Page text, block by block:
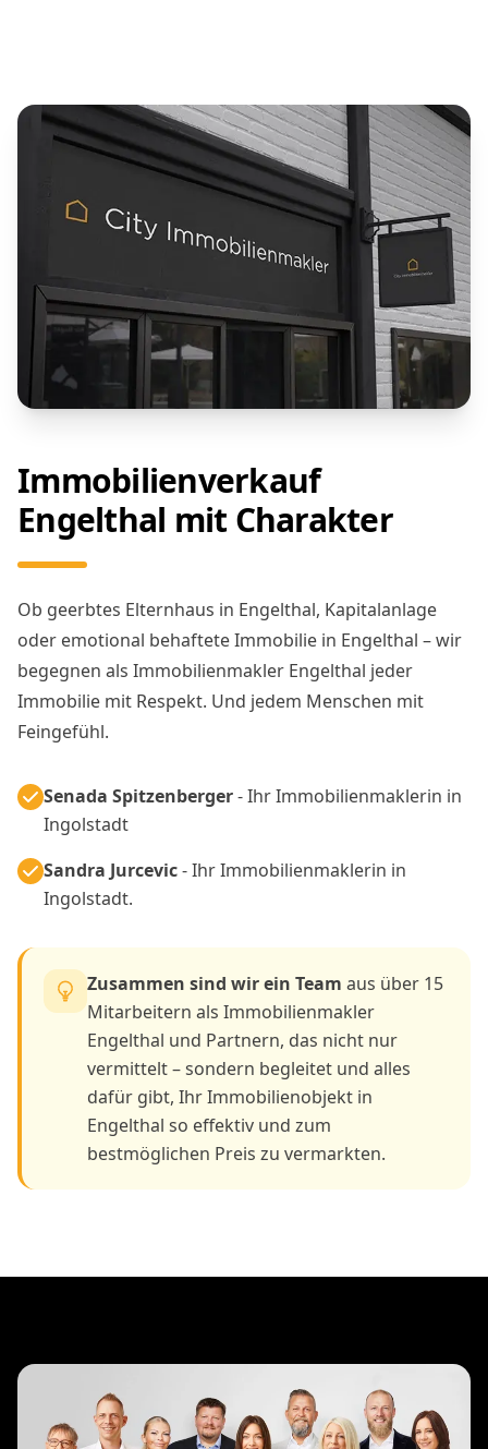
Immobilienverkauf
Engelthal mit Charakter
Ob geerbtes Elternhaus in Engelthal, Kapitalanlage
oder emotional behaftete Immobilie in Engelthal – wir
begegnen als Immobilienmakler Engelthal jeder
Immobilie mit Respekt. Und jedem Menschen mit
Feingefühl.
Senada Spitzenberger- Ihr Immobilienmaklerin in
Ingolstadt
Sandra Jurcevic- Ihr Immobilienmaklerin in
Ingolstadt.
Zusammen sind wir ein Team aus über 15
Mitarbeitern als Immobilienmakler
Engelthal und Partnern, das nicht nur
vermittelt – sondern begleitet und alles
dafür gibt, Ihr Immobilienobjekt in
Engelthal so effektiv und zum
bestmöglichen Preis zu vermarkten.